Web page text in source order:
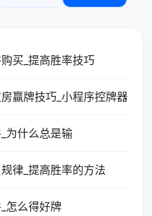
买_提高胜率技巧
赢牌技巧_小程序控牌器
为什么总是输
律_提高胜率的方法
怎么得好牌